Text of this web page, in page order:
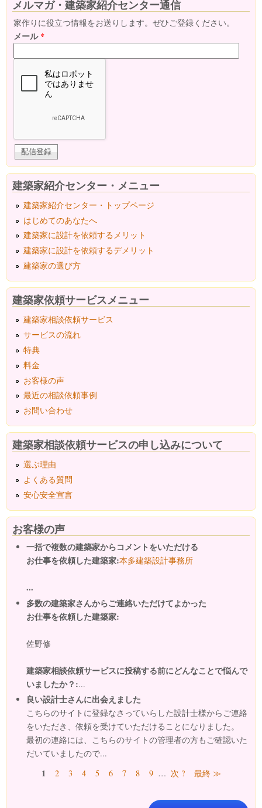
メルマガ・建築家紹介センター通信
家作りに役立つ情報をお送りします。ぜひご登録ください。
メール*
建築家紹介センター・メニュー
建築家紹介センター・トップページ
はじめてのあなたへ
建築家に設計を依頼するメリット
建築家に設計を依頼するデメリット
建築家の選び方
建築家依頼サービスメニュー
建築家相談依頼サービス
サービスの流れ
特典
料金
お客様の声
最近の相談依頼事例
お問い合わせ
建築家相談依頼サービスの申し込みについて
選ぶ理由
よくある質問
安心安全宣言
お客様の声
一括で複数の建築家からコメントをいただける
お仕事を依頼した建築家:本多建築設計事務所
...
多数の建築家さんからご連絡いただけてよかった
お仕事を依頼した建築家:
佐野修
建築家相談依頼サービスに投稿する前にどんなことで悩んで
いましたか？:...
良い設計士さんに出会えました
こちらのサイトに登録なさっていらした設計士様からご連絡
をいただき、依頼を受けていただけることになりました。
最初の連絡には、こちらのサイトの管理者の方もご確認いた
だいていましたので...
ページ1 2 3 4 5 6 7 8 9 … 次 ? 最終 ≫